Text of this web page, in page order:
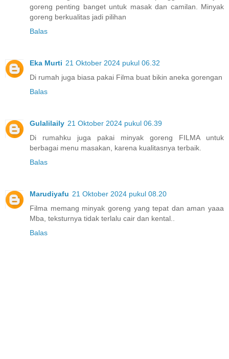
goreng penting banget untuk masak dan camilan. Minyak
goreng berkualitas jadi pilihan
Balas
Eka Murti 21 Oktober 2024 pukul 06.32
Di rumah juga biasa pakai Filma buat bikin aneka gorengan
Balas
Gulalilaily 21 Oktober 2024 pukul 06.39
Di rumahku juga pakai minyak goreng FILMA untuk
berbagai menu masakan, karena kualitasnya terbaik.
Balas
Marudiyafu 21 Oktober 2024 pukul 08.20
Filma memang minyak goreng yang tepat dan aman yaaa
Mba, teksturnya tidak terlalu cair dan kental..
Balas